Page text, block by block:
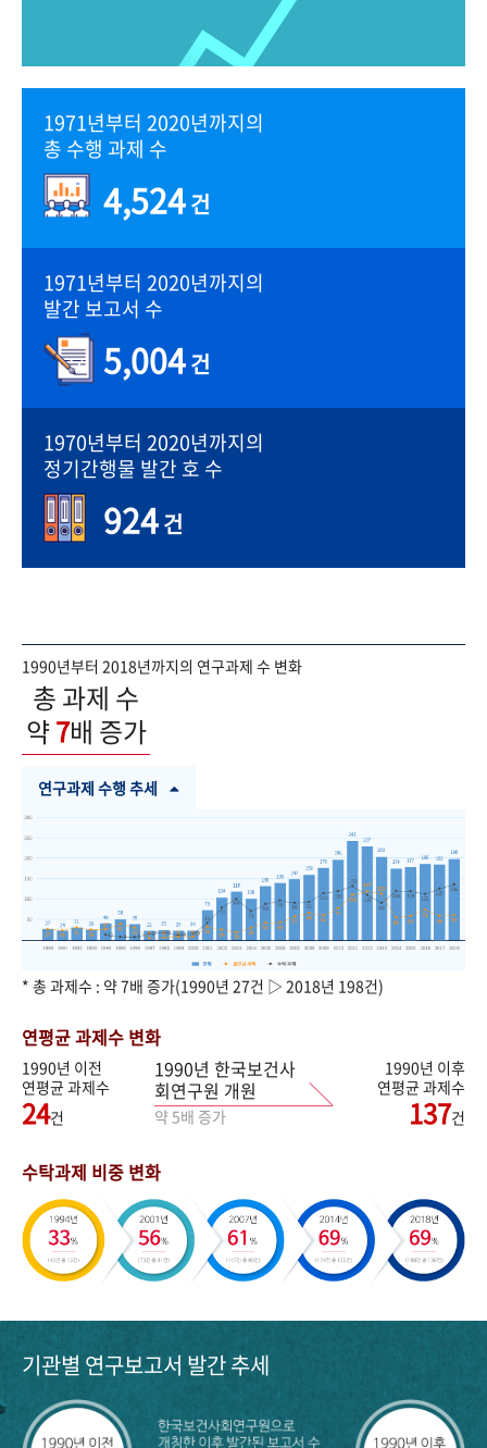
1971년부터 2020년까지의
총 수행 과제 수
4,524건
1971년부터 2020년까지의
발간 보고서 수
5,004건
1970년부터 2020년까지의
정기간행물 발간 호 수
924건
1990년부터 2018년까지의 연구과제 수 변화
총 과제 수
약7배 증가
연구과제 수행 추세
* 총 과제수 : 약 7배 증가(1990년 27건 ▷ 2018년 198건)
연평균 과제수 변화
1990년 이전
연평균 과제수
24건
1990년 한국보건사
회연구원 개원
약 5배 증가
1990년 이후
연평균 과제수
137건
수탁과제 비중 변화
기관별 연구보고서 발간 추세